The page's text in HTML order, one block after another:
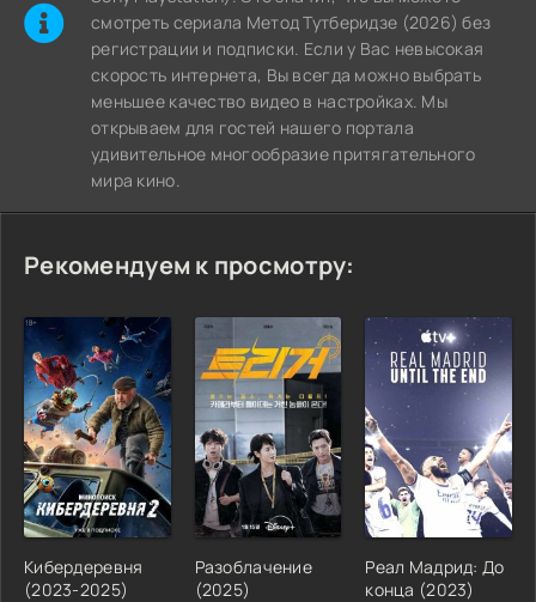
cмотреть сериала Метод Тутберидзе (2026) без
регистрации и подписки. Если у Вас невысокая
скорость интернета, Вы всегда можно выбрать
меньшее качество видео в настройках. Мы
открываем для гостей нашего портала
удивительное многообразие притягательного
мира кино.
Рекомендуем к просмотру:
Кибердеревня
(2023-2025)
Разоблачение
(2025)
Реал Мадрид: До
конца (2023)